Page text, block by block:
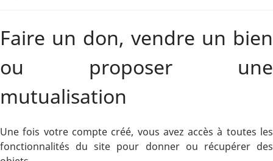
Faire un don, vendre un bien
ou proposer une
mutualisation
Une fois votre compte créé, vous avez accès à toutes les
fonctionnalités du site pour donner ou récupérer des